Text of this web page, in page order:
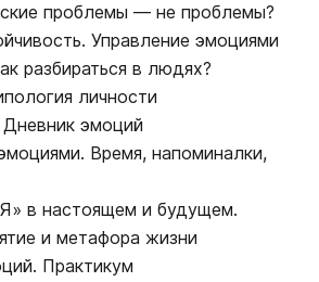
проблемы ― не проблемы?
Управление эмоциями
разбираться в людях?
личности
эмоций
Время, напоминалки,
в настоящем и будущем.
и метафора жизни
Практикум